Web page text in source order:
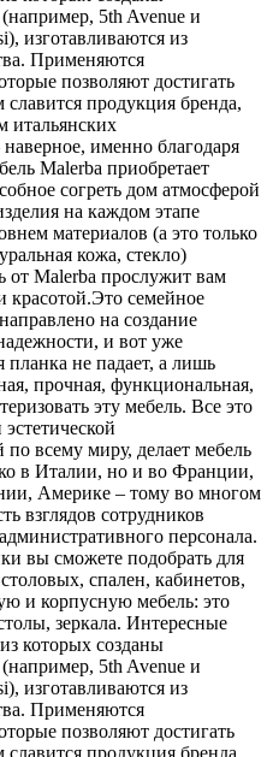
5th Avenue и
изготавливаются из
Применяются
позволяют достигать
продукция бренда,
итальянских
именно благодаря
Malerba приобретает
согреть дом атмосферой
на каждом этапе
материалов (а это только
кожа, стекло)
от Malerba прослужит вам
красотой.Это семейное
на создание
и вот уже
планка не падает, а лишь
прочная, функциональная,
эту мебель. Все это
всему миру, делает мебель
в Италии, но и во Франции,
Америке – тому во многом
взглядов сотрудников
персонала.
вы сможете подобрать для
спален, кабинетов,
и корпусную мебель: это
зеркала. Интересные
которых созданы
5th Avenue и
изготавливаются из
Применяются
позволяют достигать
продукция бренда,